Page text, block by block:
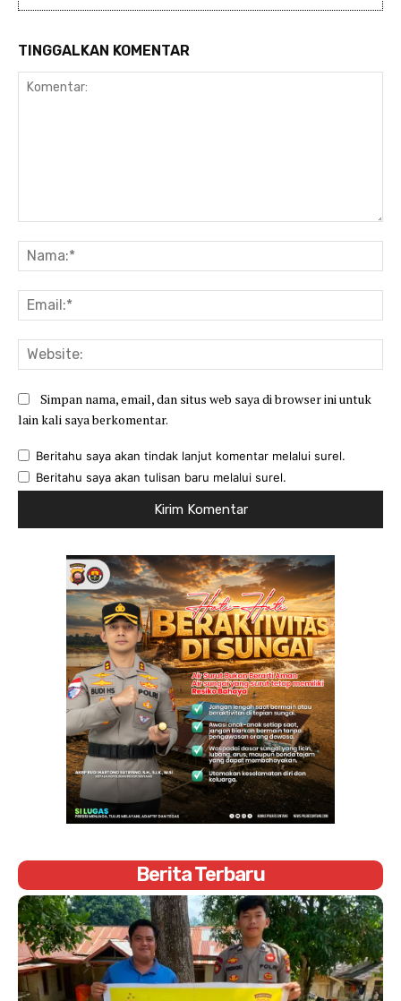
TINGGALKAN KOMENTAR
Simpan nama, email, dan situs web saya di browser ini untuk
lain kali saya berkomentar.
Beritahu saya akan tindak lanjut komentar melalui surel.
Beritahu saya akan tulisan baru melalui surel.
Berita Terbaru